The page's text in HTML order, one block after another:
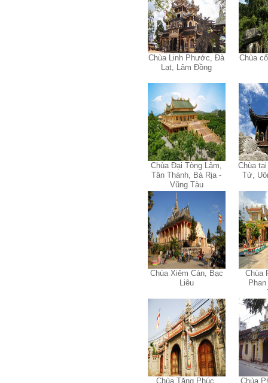
Chùa Linh Phước, Đà
Lạt, Lâm Đồng
Chùa
Chùa Đại Tòng Lâm,
Tân Thành, Bà Rịa -
Vũng Tàu
Chùa
Tử,
Chùa Xiêm Cán, Bạc
Liêu
Chùa
Chùa Tăng Phúc,
Chùa